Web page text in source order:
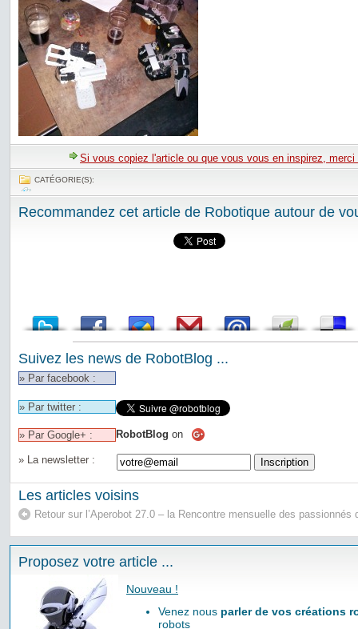
Si vous copiez l'article ou que vous vous en inspirez,
CATÉGORIE(S):
Recommandez cet article de Robotique autour de
Suivez les news de RobotBlog ...
» Par facebook :
» Par twitter :
» Par Google+ : RobotBlog on
» La newsletter :
Les articles voisins
Retour sur l’Aperobot 27.0 – la Rencontre mensuelle des passionnés
Proposez votre article ...
Nouveau !
Venez nous parler de vos créations
robots